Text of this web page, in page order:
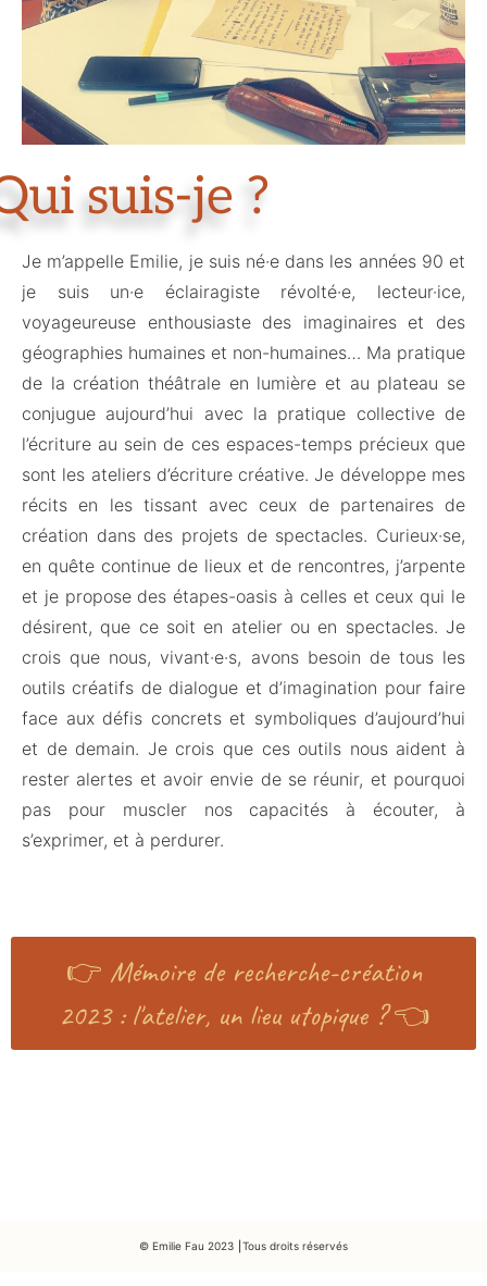
suis-je ?
Je m’appelle Emilie, je suis né·e dans les années 90 et
je suis un·e éclairagiste révolté·e, lecteur·ice,
voyageureuse enthousiaste des imaginaires et des
géographies humaines et non-humaines… Ma pratique
de la création théâtrale en lumière et au plateau se
conjugue aujourd’hui avec la pratique collective de
l’écriture au sein de ces espaces-temps précieux que
sont les ateliers d’écriture créative. Je développe mes
récits en les tissant avec ceux de partenaires de
création dans des projets de spectacles. Curieux·se,
en quête continue de lieux et de rencontres, j’arpente
et je propose des étapes-oasis à celles et ceux qui le
désirent, que ce soit en atelier ou en spectacles. Je
crois que nous, vivant·e·s, avons besoin de tous les
outils créatifs de dialogue et d’imagination pour faire
face aux défis concrets et symboliques d’aujourd’hui
et de demain. Je crois que ces outils nous aident à
rester alertes et avoir envie de se réunir, et pourquoi
pas pour muscler nos capacités à écouter, à
s’exprimer, et à perdurer.
👉 Mémoire de recherche-création
2023 : l'atelier, un lieu utopique ? 👈
© Emilie Fau 2023 ⎮Tous droits réservés